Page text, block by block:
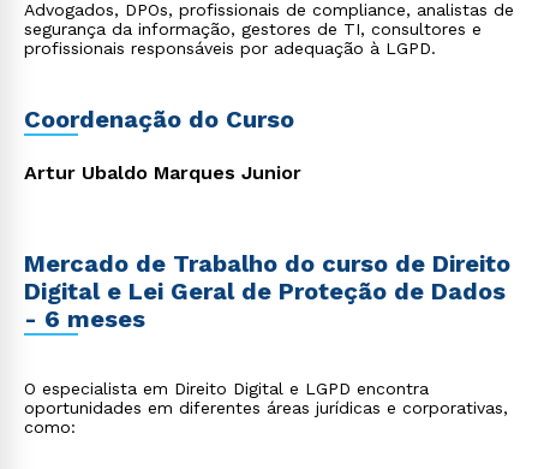
Advogados, DPOs, profissionais de compliance, analistas de
segurança da informação, gestores de TI, consultores e
profissionais responsáveis por adequação à LGPD.
Coordenação do Curso
Artur Ubaldo Marques Junior
Mercado de Trabalho do curso de Direito
Digital e Lei Geral de Proteção de Dados
- 6 meses
O especialista em Direito Digital e LGPD encontra
oportunidades em diferentes áreas jurídicas e corporativas,
como: